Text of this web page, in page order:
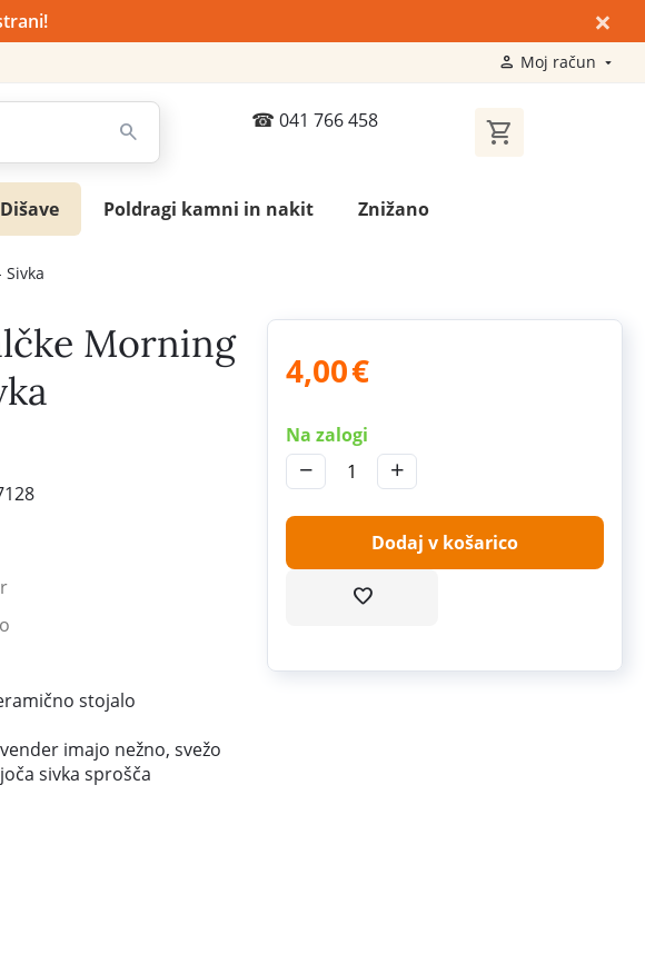
×
Moj račun
041 766 458
Dišave Poldragi kamni in nakit Znižano
Morning
stojalo
imajo nežno, svežo
sivka sprošča
4,00€
Na zalogi
+
−
Dodaj v košarico